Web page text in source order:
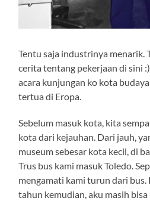
Tentu saja industrinya menarik.
cerita tentang pekerjaan di sini
acara kunjungan ko kota
tertua di Eropa.
Sebelum masuk kota, kita
kota dari kejauhan. Dari jauh,
museum sebesar kota kecil, di
Trus bus kami masuk Toledo.
mengamati kami turun dari bus.
tahun kemudian, aku masih